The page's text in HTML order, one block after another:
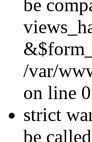
be
/var/
on line
strict
be